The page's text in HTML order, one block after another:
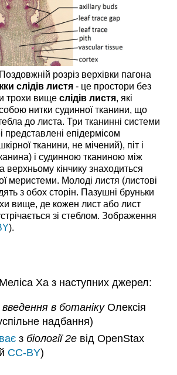
розріз верхівки пагона
слідів листя- це простори без
трохи вище слідів листя, які
нитки судинної тканини, що
до листа. Три тканинні системи
представлені епідермісом
тканини, не мічений), піт і
і судинною тканиною між
кінчику знаходиться
меристеми. Молоді листя (листові
з обох сторін. Пазушні бруньки
вище, де кожен лист або лист
зі стеблом. Зображення
).
Ха з наступних джерел:
введення в ботанікуОлексія
надбання)
з біології 2e від OpenStax
CC-BY)